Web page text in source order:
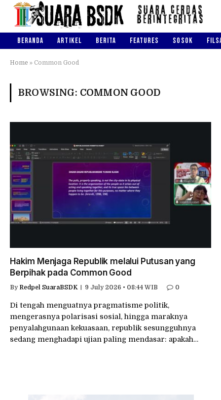
BERANDA ARTIKEL BERITA FEATURES SOSOK
Home » Common Good
BROWSING: COMMON GOOD
Hakim Menjaga Republik melalui Putusan yang
Berpihak pada Common Good
By Redpel SuaraBSDK 9 July 2026 • 08:44 WIB 0
Di tengah menguatnya pragmatisme politik,
mengerasnya polarisasi sosial, hingga maraknya
penyalahgunaan kekuasaan, republik sesungguhnya
sedang menghadapi ujian paling mendasar: apakah…